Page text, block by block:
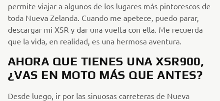
permite viajar a algunos de los lugares más pintorescos de
toda Nueva Zelanda. Cuando me apetece, puedo parar,
descargar mi XSR y dar una vuelta con ella. Me recuerda
que la vida, en realidad, es una hermosa aventura.
AHORA QUE TIENES UNA XSR900,
¿VAS EN MOTO MÁS QUE ANTES?
Desde luego, ir por las sinuosas carreteras de Nueva